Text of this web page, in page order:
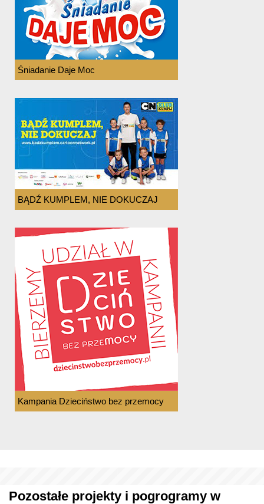
Śniadanie Daje Moc
BĄDŹ KUMPLEM, NIE DOKUCZAJ
Kampania Dzieciństwo bez przemocy
Pozostałe projekty i pogrogramy w